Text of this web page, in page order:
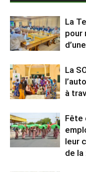
La
pour
La
à
Fête
leur
de